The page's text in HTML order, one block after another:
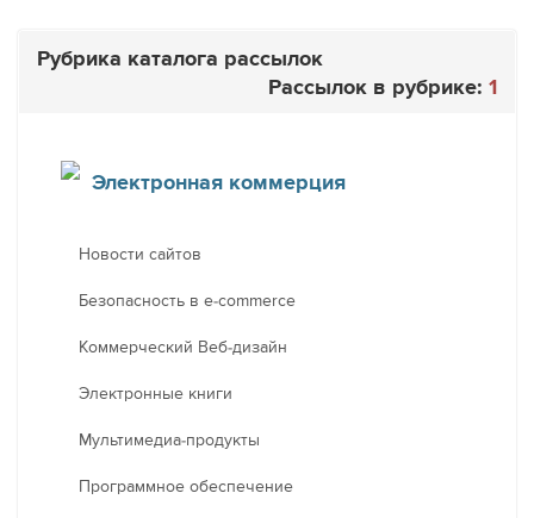
Рубрика каталога рассылок
Рассылок в рубрике: 1
Электронная коммерция
Новости сайтов
Безопасность в e-commerce
Коммерческий Веб-дизайн
Электронные книги
Мультимедиа-продукты
Программное обеспечение